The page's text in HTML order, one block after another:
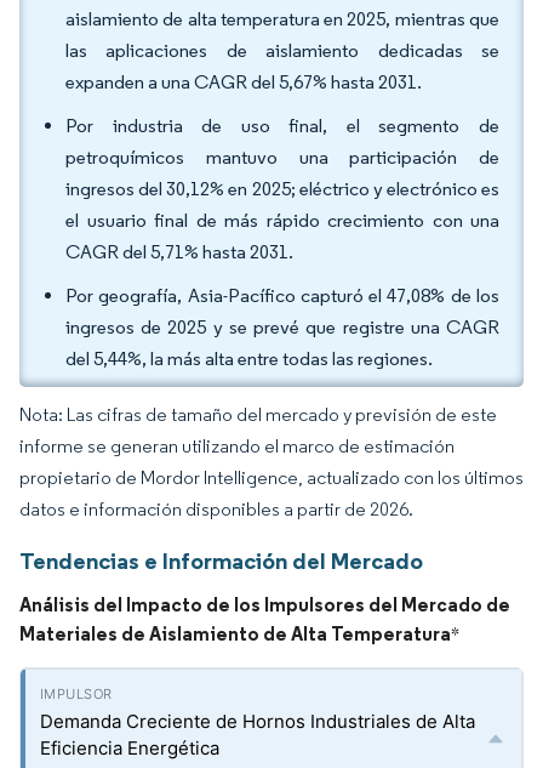
aislamiento de alta temperatura en 2025, mientras que
las aplicaciones de aislamiento dedicadas se
expanden a una CAGR del 5,67% hasta 2031.
Por industria de uso final, el segmento de
petroquímicos mantuvo una participación de
ingresos del 30,12% en 2025; eléctrico y electrónico es
el usuario final de más rápido crecimiento con una
CAGR del 5,71% hasta 2031.
Por geografía, Asia-Pacífico capturó el 47,08% de los
ingresos de 2025 y se prevé que registre una CAGR
del 5,44%, la más alta entre todas las regiones.
Nota: Las cifras de tamaño del mercado y previsión de este
informe se generan utilizando el marco de estimación
propietario de Mordor Intelligence, actualizado con los últimos
datos e información disponibles a partir de 2026.
Tendencias e Información del Mercado
Análisis del Impacto de los Impulsores del Mercado de
Materiales de Aislamiento de Alta Temperatura*
Demanda Creciente de Hornos Industriales de Alta
Eficiencia Energética